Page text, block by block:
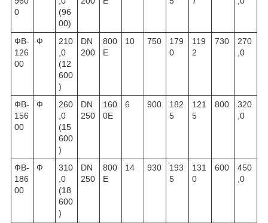
0
(96
00)
ФВ-
126
00
Ф
210
,0
(12
600
)
DN
200
800
E
10 750
179
0
119
2
730
270
,0
ФВ-
156
00
Ф
260
,0
(15
600
)
DN
250
160
0E
6 900
182
5
121
5
800
320
,0
ФВ-
186
00
Ф
310
,0
(18
600
)
DN
250
800
E
14 930
193
5
131
0
600
450
,0